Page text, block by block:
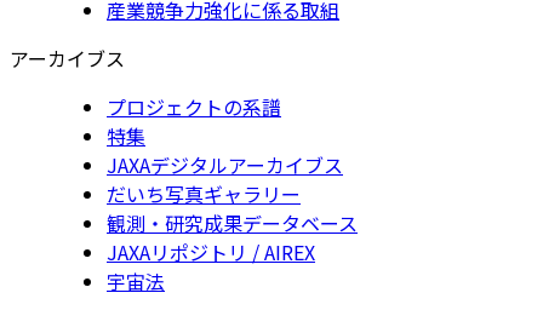
産業競争力強化に係る取組
アーカイブス
プロジェクトの系譜
特集
JAXAデジタルアーカイブス
だいち写真ギャラリー
観測・研究成果データベース
JAXAリポジトリ / AIREX
宇宙法